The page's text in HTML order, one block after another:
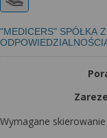
"MEDICERS" SPÓŁKA
Wymagane skierowanie